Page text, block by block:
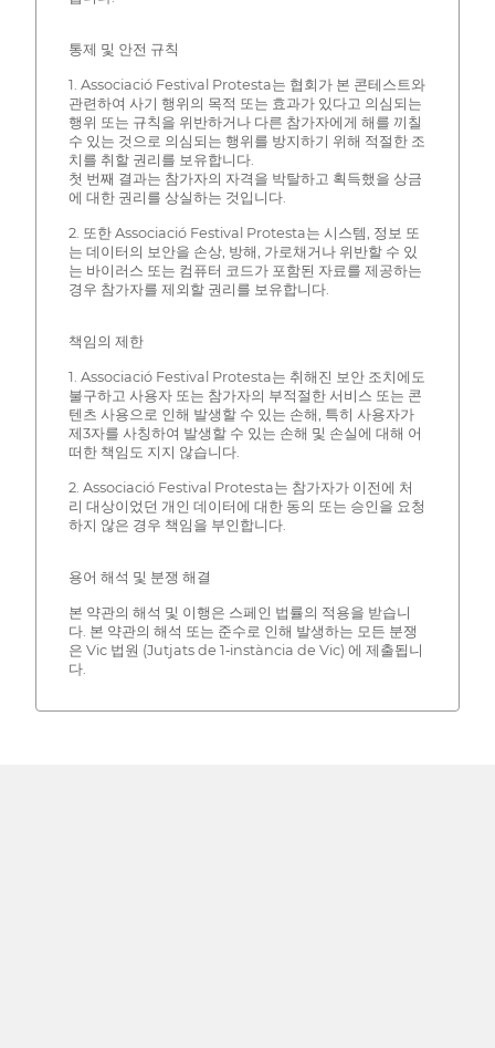
통제 및 안전 규칙
1. Associació Festival Protesta는 협회가 본 콘테스트와
관련하여 사기 행위의 목적 또는 효과가 있다고 의심되는
행위 또는 규칙을 위반하거나 다른 참가자에게 해를 끼칠
수 있는 것으로 의심되는 행위를 방지하기 위해 적절한 조
치를 취할 권리를 보유합니다.
첫 번째 결과는 참가자의 자격을 박탈하고 획득했을 상금
에 대한 권리를 상실하는 것입니다.
2. 또한 Associació Festival Protesta는 시스템, 정보 또
는 데이터의 보안을 손상, 방해, 가로채거나 위반할 수 있
는 바이러스 또는 컴퓨터 코드가 포함된 자료를 제공하는
경우 참가자를 제외할 권리를 보유합니다.
책임의 제한
1. Associació Festival Protesta는 취해진 보안 조치에도
불구하고 사용자 또는 참가자의 부적절한 서비스 또는 콘
텐츠 사용으로 인해 발생할 수 있는 손해, 특히 사용자가
제3자를 사칭하여 발생할 수 있는 손해 및 손실에 대해 어
떠한 책임도 지지 않습니다.
2. Associació Festival Protesta는 참가자가 이전에 처
리 대상이었던 개인 데이터에 대한 동의 또는 승인을 요청
하지 않은 경우 책임을 부인합니다.
용어 해석 및 분쟁 해결
본 약관의 해석 및 이행은 스페인 법률의 적용을 받습니
다. 본 약관의 해석 또는 준수로 인해 발생하는 모든 분쟁
은 Vic 법원 (Jutjats de 1‐instància de Vic) 에 제출됩니
다.